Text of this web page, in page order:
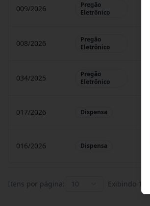
009/2026
Pregão
Eletrônico
008/2026
Pregão
Eletrônico
034/2025
Pregão
Eletrônico
017/2026 Dispensa
016/2026 Dispensa
Itens por página: 10 Exibindo 1